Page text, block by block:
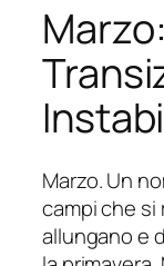
Marzo. Un
campi che si
allungano e